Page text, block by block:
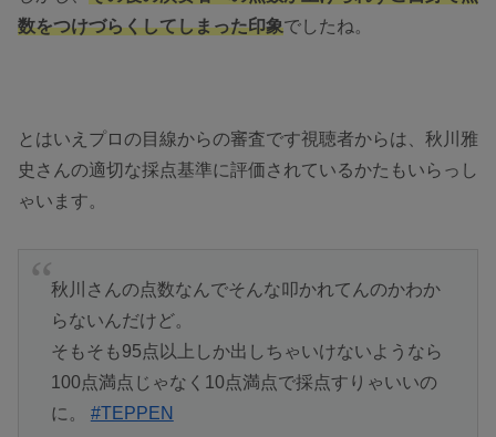
数をつけづらくしてしまった印象でしたね。
とはいえプロの目線からの審査です視聴者からは、秋川雅
史さんの適切な採点基準に評価されているかたもいらっし
ゃいます。
秋川さんの点数なんでそんな叩かれてんのかわか
らないんだけど。
そもそも95点以上しか出しちゃいけないようなら
100点満点じゃなく10点満点で採点すりゃいいの
に。 #TEPPEN